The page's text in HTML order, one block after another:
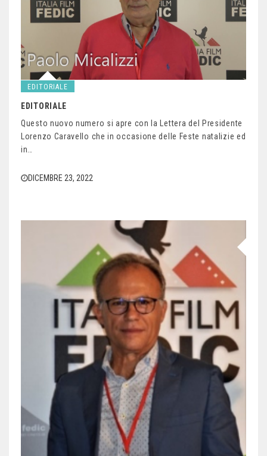
EDITORIALE
EDITORIALE
Questo nuovo numero si apre con la Lettera del Presidente
Lorenzo Caravello che in occasione delle Feste natalizie ed
in…
DICEMBRE 23, 2022